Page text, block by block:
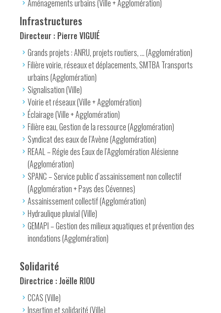
Aménagements urbains (Ville + Agglomération)
Infrastructures
Directeur : Pierre VIGUIÉ
Grands projets : ANRU, projets routiers, … (Agglomération)
Filière voirie, réseaux et déplacements, SMTBA Transports
urbains (Agglomération)
Signalisation (Ville)
Voirie et réseaux (Ville + Agglomération)
Éclairage (Ville + Agglomération)
Filière eau, Gestion de la ressource (Agglomération)
Syndicat des eaux de l’Avène (Agglomération)
REAAL – Régie des Eaux de l’Agglomération Alésienne
(Agglomération)
SPANC – Service public d’assainissement non collectif
(Agglomération + Pays des Cévennes)
Assainissement collectif (Agglomération)
Hydraulique pluvial (Ville)
GEMAPI – Gestion des milieux aquatiques et prévention des
inondations (Agglomération)
Solidarité
Directrice : Joëlle RIOU
CCAS (Ville)
Insertion et solidarité (Ville)